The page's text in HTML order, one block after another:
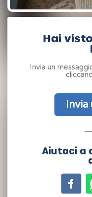
Hai
Invia un
Invia
Aiutaci a